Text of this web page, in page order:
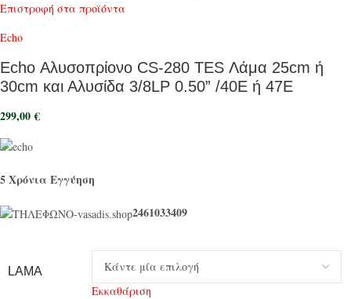
Επιστροφή στα προϊόντα
Echo
Echo Αλυσοπρίονο CS-280 TES Λάμα 25cm ή
30cm και Αλυσίδα 3/8LP 0.50” /40E ή 47E
299,00€
5 Χρόνια Εγγύηση
2461033409
LAMA
Εκκαθάριση